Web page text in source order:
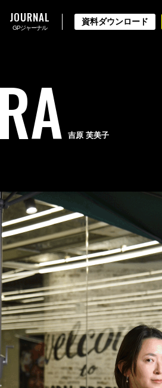
JOURNAL
GPジャーナル
資料ダウンロード
吉原 芙美子